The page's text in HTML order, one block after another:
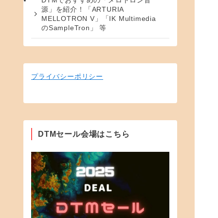
源」を紹介！「ARTURIA
MELLOTRON V」「IK Multimedia
のSampleTron」 等
プライバシーポリシー
DTMセール会場はこちら